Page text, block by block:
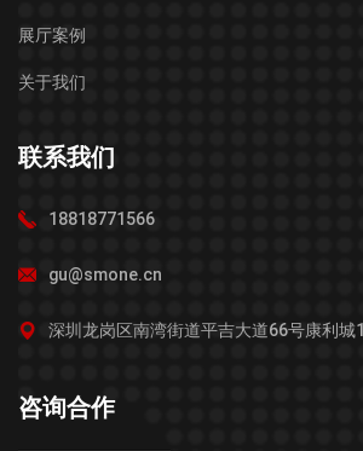
展厅案例
关于我们
联系我们
18818771566
gu@smone.cn
深圳龙岗区南湾街道平吉大道66号康利城
咨询合作